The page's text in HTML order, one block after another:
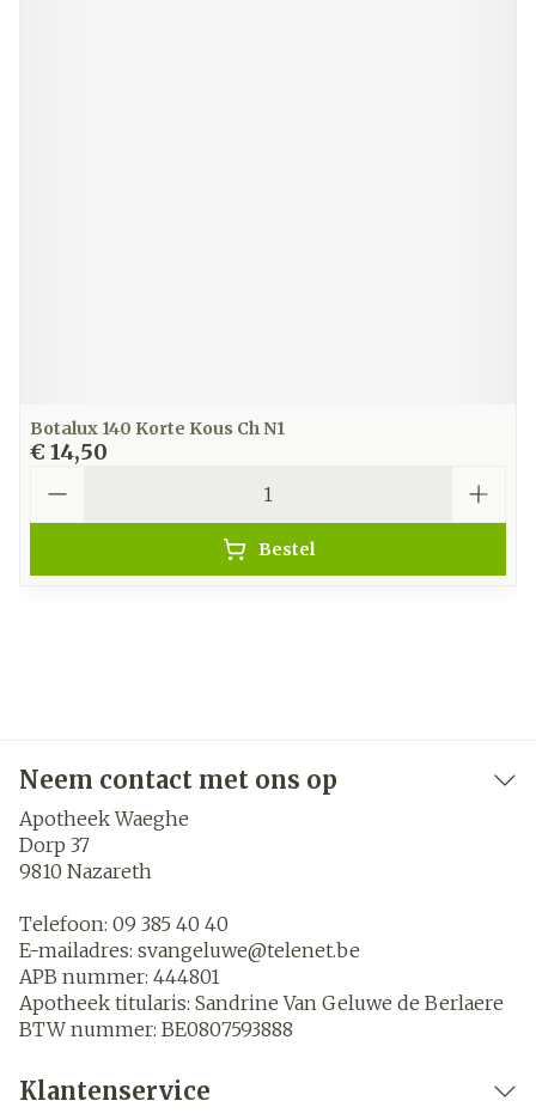
Botalux 140 Korte Kous Ch N1
€ 14,50
Bestel
Neem contact met ons op
Apotheek Waeghe
Dorp 37
9810 Nazareth
Telefoon: 09 385 40 40
E-mailadres: svangeluwe@telenet.be
APB nummer: 444801
Apotheek titularis: Sandrine Van Geluwe de Berlaere
BTW nummer: BE0807593888
Klantenservice